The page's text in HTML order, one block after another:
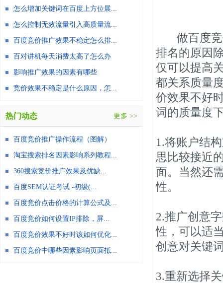
做百度竞
排名的原因
仅可以提高
都关系质量
价效果不好
词的质量度
1.将账户结
思比较接近
面。当然还
性。
2.推广创意
性，可以适
创意对关键
3.重新选择
怎么增加关键词在百度上方位展...
怎么控制无效流量引入高质量流...
百度竞价推广效果不稳定怎么排...
百对讲机每天消费太高了怎么办
影响推广效果的因素有哪些
竞价效果不稳定是什么原因，怎...
热门动态 更多 >>
百度竞价推广操作流程（图解）
淘宝搜索排名因素影响系列教程...
360搜索竞价推广效果及优缺...
百度SEM认证考试 -初级(...
百度竞价点击价格的计算公式及...
百度竞价如何设置IP排除，屏...
百度竞价效果不好时该如何优化...
百度竞价中哪些因素影响页面抵...